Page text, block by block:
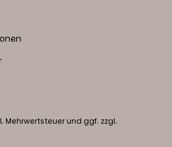
Mehrwertsteuer und ggf. zzgl.